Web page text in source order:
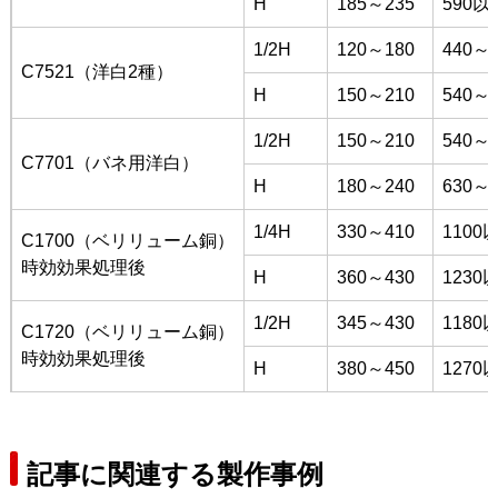
C7521（洋白2種）
1/2H 120～180 440～
H 150～210 540～
C7701（バネ用洋白）
1/2H 150～210 540～
H 180～240 630～
C1700（ベリリューム銅）
時効効果処理後
1/4H 330～410 1100
H 360～430 1230
C1720（ベリリューム銅）
時効効果処理後
1/2H 345～430 1180
H 380～450 1270
記事に関連する製作事例